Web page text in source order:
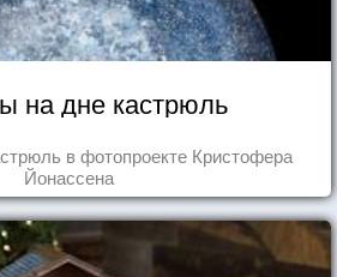
на дне кастрюль
в фотопроекте Кристофера
Йонассена